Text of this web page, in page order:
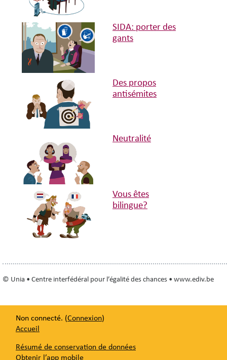
SIDA: porter des
gants
Des propos
antisémites
Neutralité
Vous êtes
bilingue?
© Unia • Centre interfédéral pour l’égalité des chances • www.ediv.be
Non connecté. (Connexion)
Accueil
Résumé de conservation de données
Obtenir l’app mobile